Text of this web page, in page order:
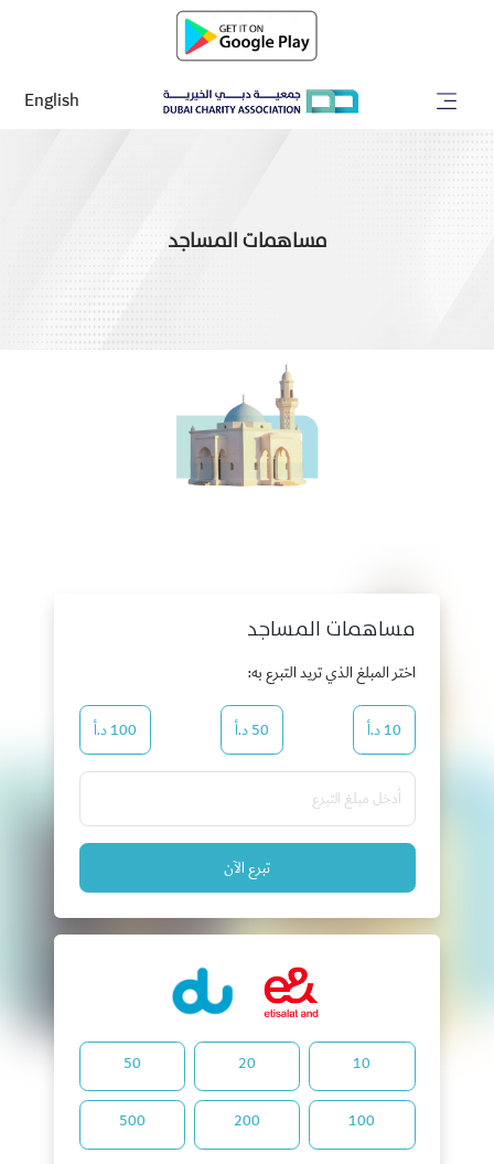
English
مساهمات المساجد
مساهمات المساجد
اختر المبلغ الذي تريد التبرع به:
10 د.أ 50 د.أ 100 د.أ
تبرع الآن
10
20
50
100
200
500